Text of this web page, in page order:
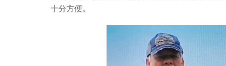
十分方便。